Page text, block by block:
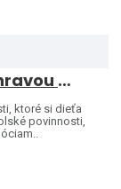
Ako naučiť deti trpezlivosti hravou formou
ktoré si dieťa
povinnosti,